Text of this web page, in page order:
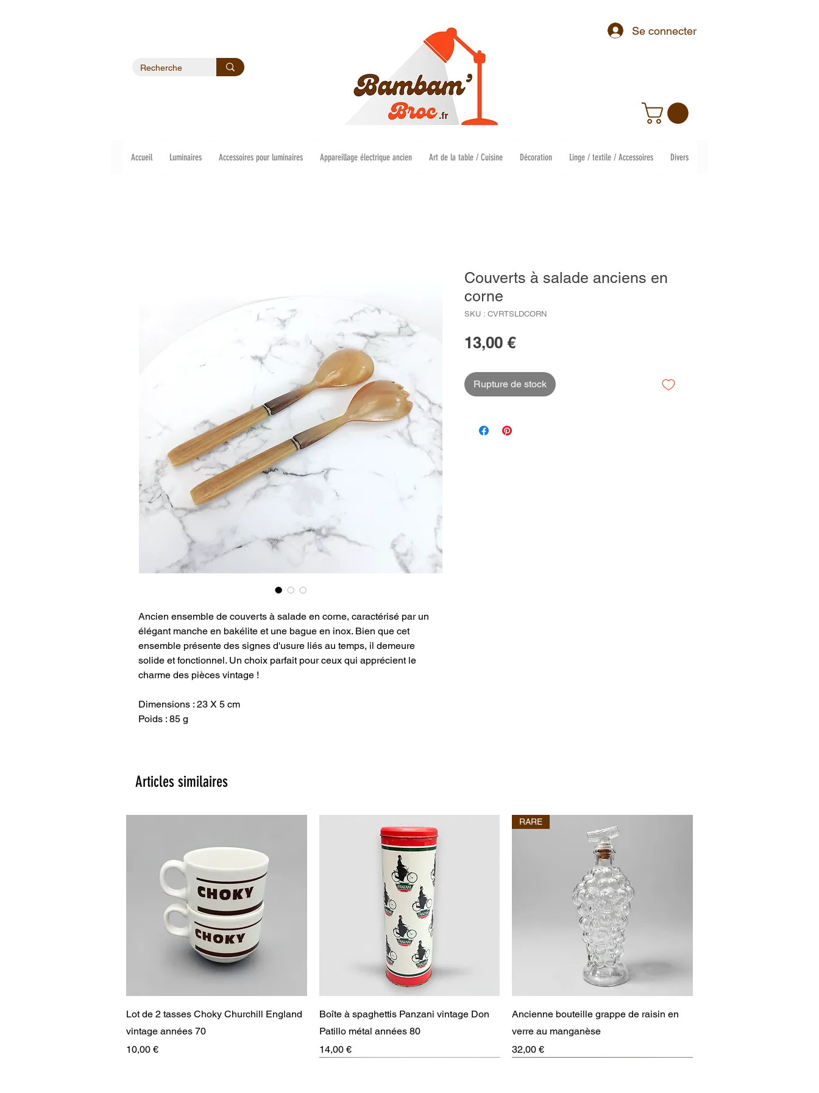
Se connecter
Accueil Luminaires Accessoires pour luminaires Appareillage électrique ancien Art de la table / Cuisine Décoration Linge / textile / Accessoires Divers
Ancien ensemble de couverts à salade en corne, caractérisé par un
élégant manche en bakélite et une bague en inox. Bien que cet
ensemble présente des signes d'usure liés au temps, il demeure
solide et fonctionnel. Un choix parfait pour ceux qui apprécient le
charme des pièces vintage !
Dimensions : 23 X 5 cm
Poids : 85 g
Couverts à salade anciens en
corne
SKU : CVRTSLDCORN
13,00 €Prix
Rupture de stock
Articles similaires
Aperçu rapide
Lot de 2 tasses Choky Churchill England
vintage années 70
Prix
10,00 €
Aperçu rapide
Boîte à spaghettis Panzani vintage Don
Patillo métal années 80
Prix
14,00 €
Aperçu rapide
RARE
Ancienne bouteille grappe de raisin en
verre au manganèse
Prix
32,00 €